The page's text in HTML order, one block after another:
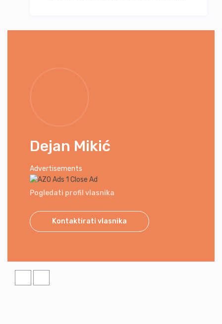
Dejan Mikić
Advertisements
Close Ad
Pogledati profil vlasnika
Kontaktirati vlasnika